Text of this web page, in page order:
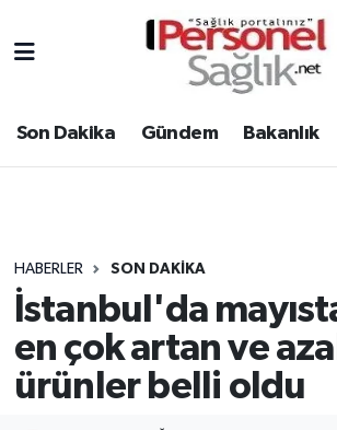
Son Dakika Gündem Bakanlık
HABERLER SON DAKIKA
İstanbul'da
en çok artan ve
ürünler belli oldu
Gündem
Atamalar
Mevzuat
Nöbetçi Eczaneler
Hava Durumu
Tüm Manşetler
Son Dakika Haberleri